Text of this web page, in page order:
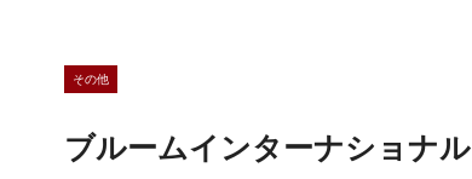
その他
ブルームインターナショナル